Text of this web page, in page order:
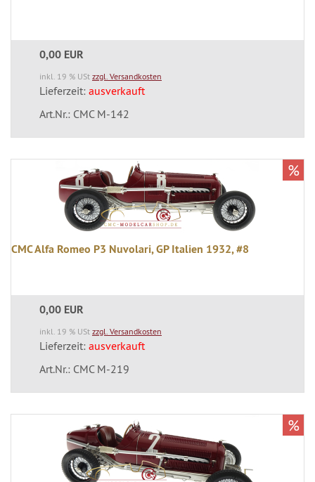
0,00 EUR
inkl. 19 % USt zzgl. Versandkosten
Lieferzeit: ausverkauft
Art.Nr.: CMC M-142
CMC Alfa Romeo P3 Nuvolari, GP Italien 1932, #8
0,00 EUR
inkl. 19 % USt zzgl. Versandkosten
Lieferzeit: ausverkauft
Art.Nr.: CMC M-219
%
%